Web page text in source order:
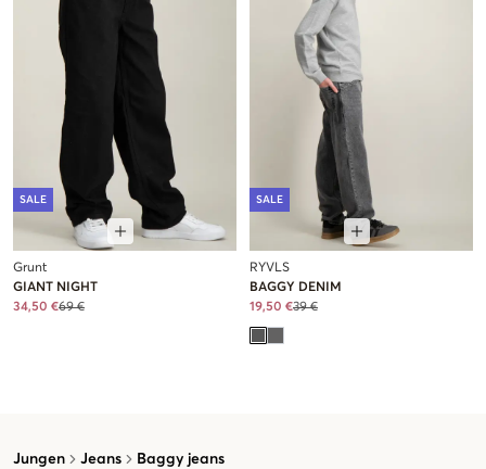
Jungen Jeans Baggy jeans
SALE
Grunt
GIANT NIGHT
34,50 €69 €
SALE
RYVLS
BAGGY DENIM
19,50 €39 €